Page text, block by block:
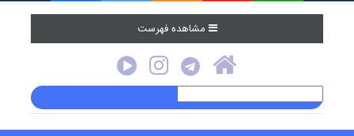
مشاهده فهرست